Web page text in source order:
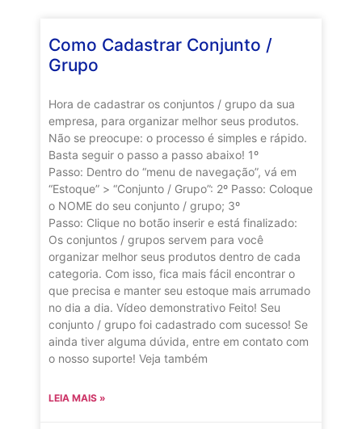
Como Cadastrar Conjunto /
Grupo
Hora de cadastrar os conjuntos / grupo da sua
empresa, para organizar melhor seus produtos.
Não se preocupe: o processo é simples e rápido.
Basta seguir o passo a passo abaixo! 1º
Passo: Dentro do “menu de navegação”, vá em
“Estoque” > “Conjunto / Grupo”: 2º Passo: Coloque
o NOME do seu conjunto / grupo; 3º
Passo: Clique no botão inserir e está finalizado:
Os conjuntos / grupos servem para você
organizar melhor seus produtos dentro de cada
categoria. Com isso, fica mais fácil encontrar o
que precisa e manter seu estoque mais arrumado
no dia a dia. Vídeo demonstrativo Feito! Seu
conjunto / grupo foi cadastrado com sucesso! Se
ainda tiver alguma dúvida, entre em contato com
o nosso suporte! Veja também
LEIA MAIS »